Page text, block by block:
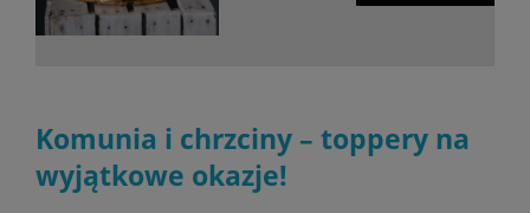
Komunia i chrzciny – toppery na
wyjątkowe okazje!